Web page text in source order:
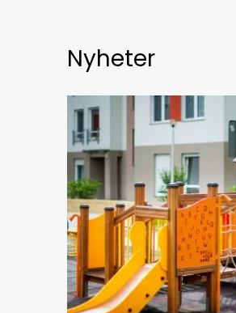
Nyheter